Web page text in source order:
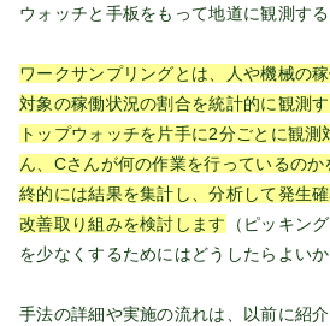
ウォッチと手板をもって地道に観測す
ワークサンプリングとは、人や機械の
対象の稼働状況の割合を統計的に観測
トップウォッチを片手に2分ごとに観測
ん、Cさんが何の作業を行っているの
終的には結果を集計し、分析して発生
改善取り組みを検討します
（ピッキン
を少なくするためにはどうしたらよいか
手法の詳細や実施の流れは、以前に紹